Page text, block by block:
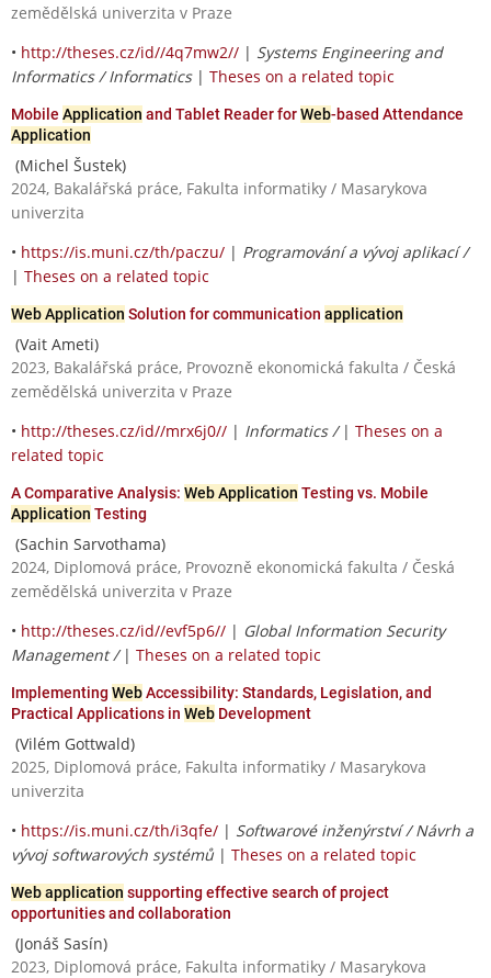
zemědělská univerzita v Praze
• http://theses.cz/id//4q7mw2// | Systems Engineering and
Informatics / Informatics| Theses on a related topic
Mobile Application and Tablet Reader forWeb-based Attendance
Application
(Michel Šustek)
2024, Bakalářská práce, Fakulta informatiky / Masarykova
univerzita
• https://is.muni.cz/th/paczu/ | Programování a vývoj aplikací /
| Theses on a related topic
Web Application Solution for communication application
(Vait Ameti)
2023, Bakalářská práce, Provozně ekonomická fakulta / Česká
zemědělská univerzita v Praze
• http://theses.cz/id//mrx6j0// | Informatics / | Theses on a
related topic
A Comparative Analysis: Web Application Testing vs. Mobile
Application Testing
(Sachin Sarvothama)
2024, Diplomová práce, Provozně ekonomická fakulta / Česká
zemědělská univerzita v Praze
• http://theses.cz/id//evf5p6// | Global Information Security
Management / | Theses on a related topic
Implementing WebAccessibility: Standards, Legislation, and
Practical Applications in Web Development
(Vilém Gottwald)
2025, Diplomová práce, Fakulta informatiky / Masarykova
univerzita
• https://is.muni.cz/th/i3qfe/ | Softwarové inženýrství / Návrh a
vývoj softwarových systémů | Theses on a related topic
Web application supporting effective search of project
opportunities and collaboration
(Jonáš Sasín)
2023, Diplomová práce, Fakulta informatiky / Masarykova